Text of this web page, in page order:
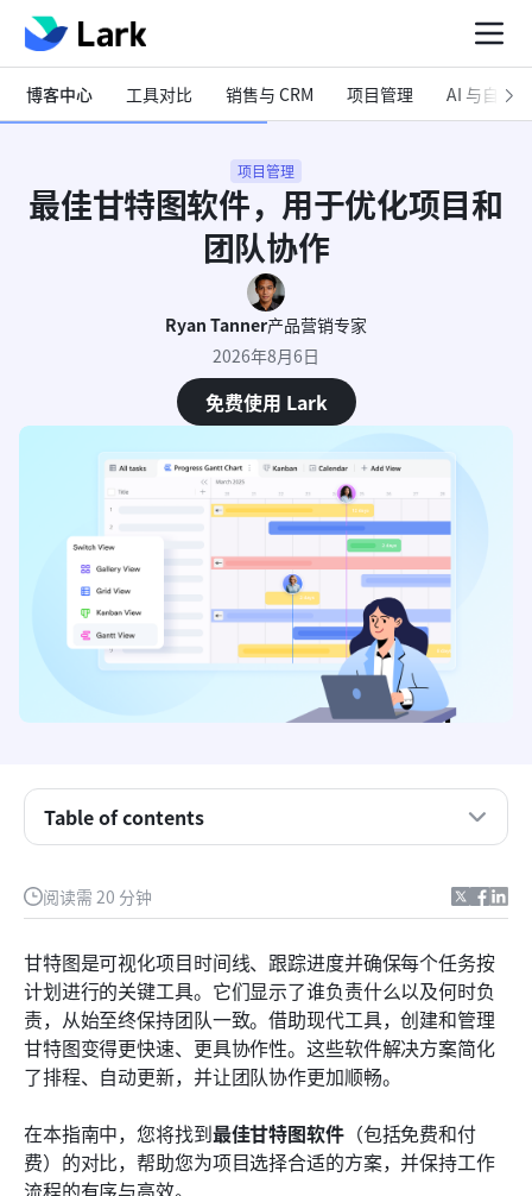
博客中心 工具对比 销售与 CRM 项目管理 AI 与自动化
项目管理
最佳甘特图软件，用于优化项目和
团队协作
Ryan Tanner产品营销专家
2026年8月6日
免费使用 Lark
阅读需 20 分钟
甘特图是可视化项目时间线、跟踪进度并确保每个任务按
计划进行的关键工具。它们显示了谁负责什么以及何时负
责，从始至终保持团队一致。借助现代工具，创建和管理
甘特图变得更快速、更具协作性。这些软件解决方案简化
了排程、自动更新，并让团队协作更加顺畅。
在本指南中，您将找到最佳甘特图软件（包括免费和付
费）的对比，帮助您为项目选择合适的方案，并保持工作
流程的有序与高效。
Table of contents
在线甘特图软件对比表
甘特图软件的重要性
甘特图软件的关键功能
你应该了解的最佳甘特图软件
不同行业的甘特图工具使用案例
成功采用甘特图软件的提示
结论